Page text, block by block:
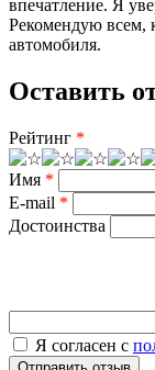
впечатление. Я
Рекомендую всем,
автомобиля.
Оставить
Рейтинг *
Имя *
E-mail *
Достоинства
Я согласен с
Отправить отзыв